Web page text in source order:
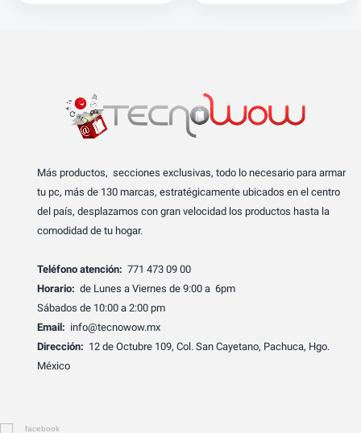
Más productos, secciones exclusivas, todo lo necesario para armar
tu pc, más de 130 marcas, estratégicamente ubicados en el centro
del país, desplazamos con gran velocidad los productos hasta la
comodidad de tu hogar.
Teléfono atención: 771 473 09 00
Horario: de Lunes a Viernes de 9:00 a 6pm
Sábados de 10:00 a 2:00 pm
Email: info@tecnowow.mx
Dirección: 12 de Octubre 109, Col. San Cayetano, Pachuca, Hgo.
México